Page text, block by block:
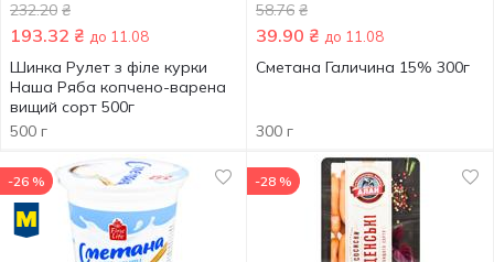
232.20 ₴
193.32 ₴ до 11.08
Шинка Рулет з філе курки
Наша Ряба копчено-варена
вищий сорт 500г
500 г
58.76 ₴
39.90 ₴ до 11.08
Сметана Галичина 15% 300г
300 г
-26 % -28 %